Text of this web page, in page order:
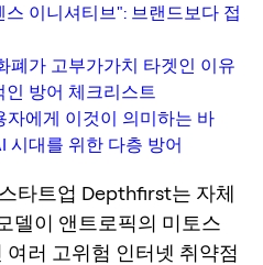
이니셔티브": 브랜드보다 접
폐가 고부가가치 타겟인 이유
방어 체크리스트
자에게 이것이 의미하는 바
시대를 위한 다층 방어
타트업 Depthfirst는 자체
델이 앤트로픽의 미토스
러 고위험 인터넷 취약점